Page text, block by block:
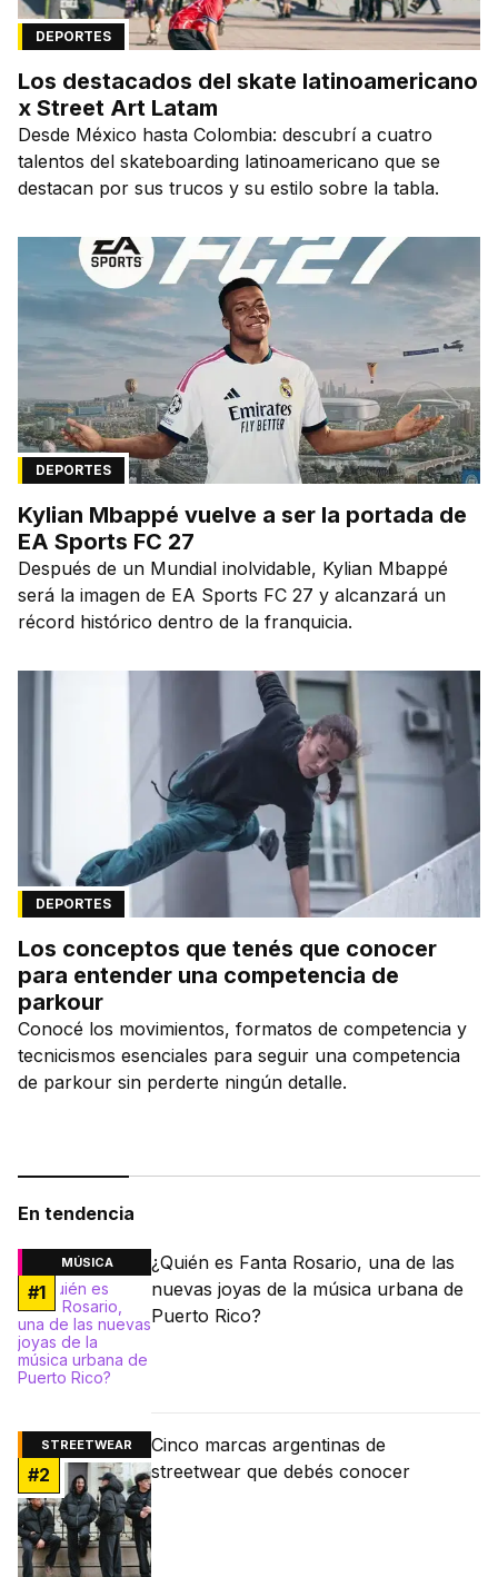
DEPORTES
Los destacados del skate latinoamericano
x Street Art Latam
Desde México hasta Colombia: descubrí a cuatro
talentos del skateboarding latinoamericano que se
destacan por sus trucos y su estilo sobre la tabla.
DEPORTES
Kylian Mbappé vuelve a ser la portada de
EA Sports FC 27
Después de un Mundial inolvidable, Kylian Mbappé
será la imagen de EA Sports FC 27 y alcanzará un
récord histórico dentro de la franquicia.
DEPORTES
Los conceptos que tenés que conocer
para entender una competencia de
parkour
Conocé los movimientos, formatos de competencia y
tecnicismos esenciales para seguir una competencia
de parkour sin perderte ningún detalle.
En tendencia
MÚSICA
#1
¿Quién es Fanta Rosario, una de las
nuevas joyas de la música urbana de
Puerto Rico?
STREETWEAR
#2
Cinco marcas argentinas de
streetwear que debés conocer